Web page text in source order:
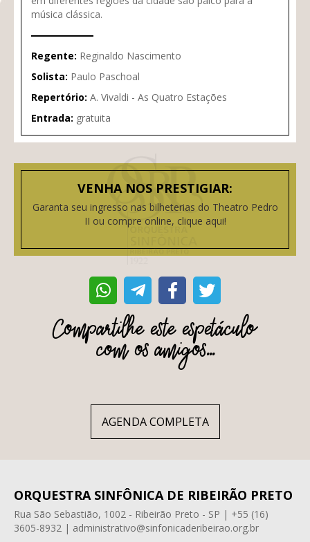
música clássica.
Regente: Reginaldo Nascimento
Solista: Paulo Paschoal
Repertório: A. Vivaldi - As Quatro Estações
Entrada: gratuita
VENHA NOS PRESTIGIAR:
Garanta seu ingresso nas bilheterias do Theatro Pedro
II ou compre online, clique aqui!
Compartilhe este espetáculo
com os amigos...
AGENDA COMPLETA
ORQUESTRA SINFÔNICA DE RIBEIRÃO PRETO
Rua São Sebastião, 1002 - Ribeirão Preto - SP | +55 (16)
3605-8932 | administrativo@sinfonicaderibeirao.org.br